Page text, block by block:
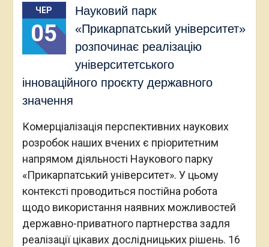
ЧЕР
05
Науковий парк
«Прикарпатський університет»
розпочинає реалізацію
університетського
інноваційного проєкту державного
значення
Комерціалізація перспективних наукових
розробок наших вчених є пріоритетним
напрямом діяльності Наукового парку
«Прикарпатський університет». У цьому
контексті проводиться постійна робота
щодо використання наявних можливостей
державно-приватного партнерства задля
реалізації цікавих дослідницьких рішень. 16